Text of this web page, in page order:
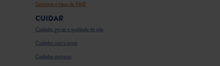
Sintomas e tipos de AME
CUIDAR
Cuidados gerais e qualidade de vida
Cuidados nutricionais
Cuidados motores